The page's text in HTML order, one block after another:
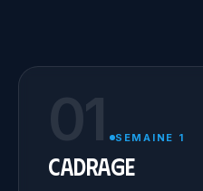
01 SEMAINE 1
Cadrage